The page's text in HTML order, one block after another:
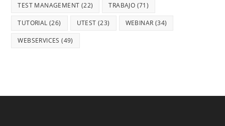
TEST MANAGEMENT (22) TRABAJO (71)
TUTORIAL (26) UTEST (23) WEBINAR (34)
WEBSERVICES (49)